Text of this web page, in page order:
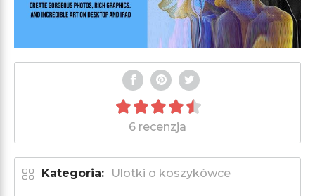
6 recenzja
Kategoria: Ulotki o koszykówce